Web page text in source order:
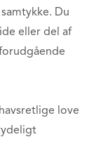
Du
eller del af
love